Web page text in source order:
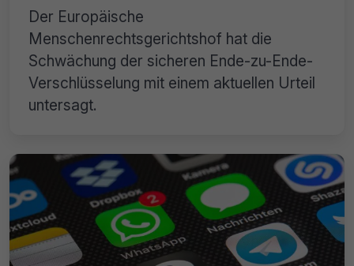
Der Europäische
Menschenrechtsgerichtshof hat die
Schwächung der sicheren Ende-zu-Ende-
Verschlüsselung mit einem aktuellen Urteil
untersagt.